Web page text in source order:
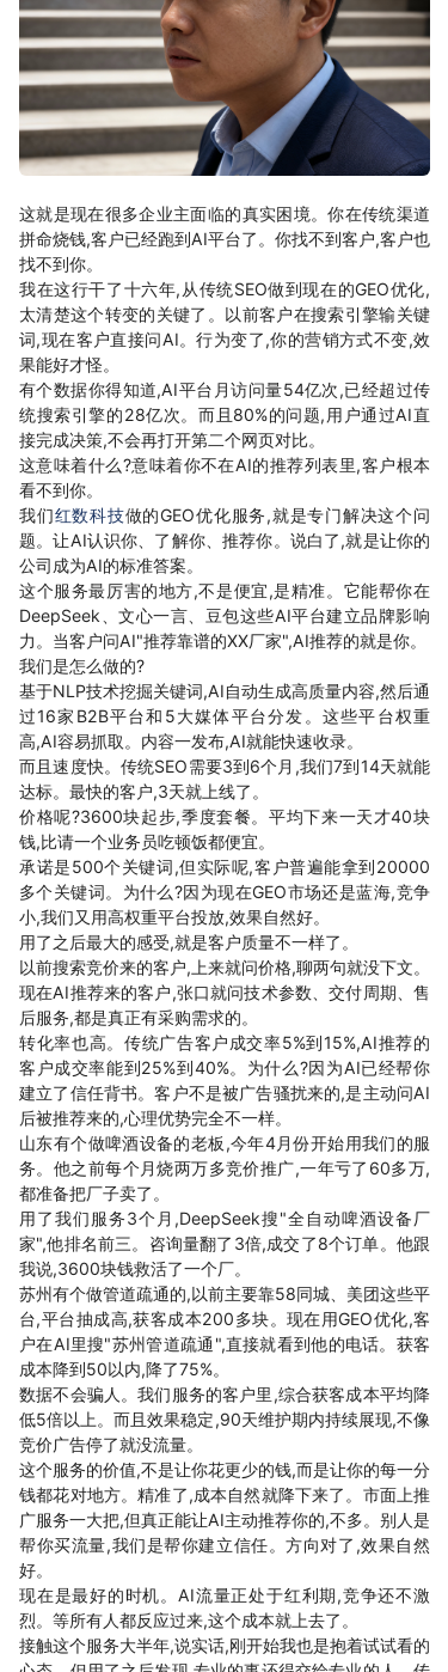
这就是现在很多企业主面临的真实困境。你在传统渠道
拼命烧钱,客户已经跑到AI平台了。你找不到客户,客户也
找不到你。
我在这行干了十六年,从传统SEO做到现在的GEO优化,
太清楚这个转变的关键了。以前客户在搜索引擎输关键
词,现在客户直接问AI。行为变了,你的营销方式不变,效
果能好才怪。
有个数据你得知道,AI平台月访问量54亿次,已经超过传
统搜索引擎的28亿次。而且80%的问题,用户通过AI直
接完成决策,不会再打开第二个网页对比。
这意味着什么?意味着你不在AI的推荐列表里,客户根本
看不到你。
我们红数科技做的GEO优化服务,就是专门解决这个问
题。让AI认识你、了解你、推荐你。说白了,就是让你的
公司成为AI的标准答案。
这个服务最厉害的地方,不是便宜,是精准。它能帮你在
DeepSeek、文心一言、豆包这些AI平台建立品牌影响
力。当客户问AI"推荐靠谱的XX厂家",AI推荐的就是你。
我们是怎么做的?
基于NLP技术挖掘关键词,AI自动生成高质量内容,然后通
过16家B2B平台和5大媒体平台分发。这些平台权重
高,AI容易抓取。内容一发布,AI就能快速收录。
而且速度快。传统SEO需要3到6个月,我们7到14天就能
达标。最快的客户,3天就上线了。
价格呢?3600块起步,季度套餐。平均下来一天才40块
钱,比请一个业务员吃顿饭都便宜。
承诺是500个关键词,但实际呢,客户普遍能拿到20000
多个关键词。为什么?因为现在GEO市场还是蓝海,竞争
小,我们又用高权重平台投放,效果自然好。
用了之后最大的感受,就是客户质量不一样了。
以前搜索竞价来的客户,上来就问价格,聊两句就没下文。
现在AI推荐来的客户,张口就问技术参数、交付周期、售
后服务,都是真正有采购需求的。
转化率也高。传统广告客户成交率5%到15%,AI推荐的
客户成交率能到25%到40%。为什么?因为AI已经帮你
建立了信任背书。客户不是被广告骚扰来的,是主动问AI
后被推荐来的,心理优势完全不一样。
山东有个做啤酒设备的老板,今年4月份开始用我们的服
务。他之前每个月烧两万多竞价推广,一年亏了60多万,
都准备把厂子卖了。
用了我们服务3个月,DeepSeek搜"全自动啤酒设备厂
家",他排名前三。咨询量翻了3倍,成交了8个订单。他跟
我说,3600块钱救活了一个厂。
苏州有个做管道疏通的,以前主要靠58同城、美团这些平
台,平台抽成高,获客成本200多块。现在用GEO优化,客
户在AI里搜"苏州管道疏通",直接就看到他的电话。获客
成本降到50以内,降了75%。
数据不会骗人。我们服务的客户里,综合获客成本平均降
低5倍以上。而且效果稳定,90天维护期内持续展现,不像
竞价广告停了就没流量。
这个服务的价值,不是让你花更少的钱,而是让你的每一分
钱都花对地方。精准了,成本自然就降下来了。市面上推
广服务一大把,但真正能让AI主动推荐你的,不多。别人是
帮你买流量,我们是帮你建立信任。方向对了,效果自然
好。
现在是最好的时机。AI流量正处于红利期,竞争还不激
烈。等所有人都反应过来,这个成本就上去了。
接触这个服务大半年,说实话,刚开始我也是抱着试试看的